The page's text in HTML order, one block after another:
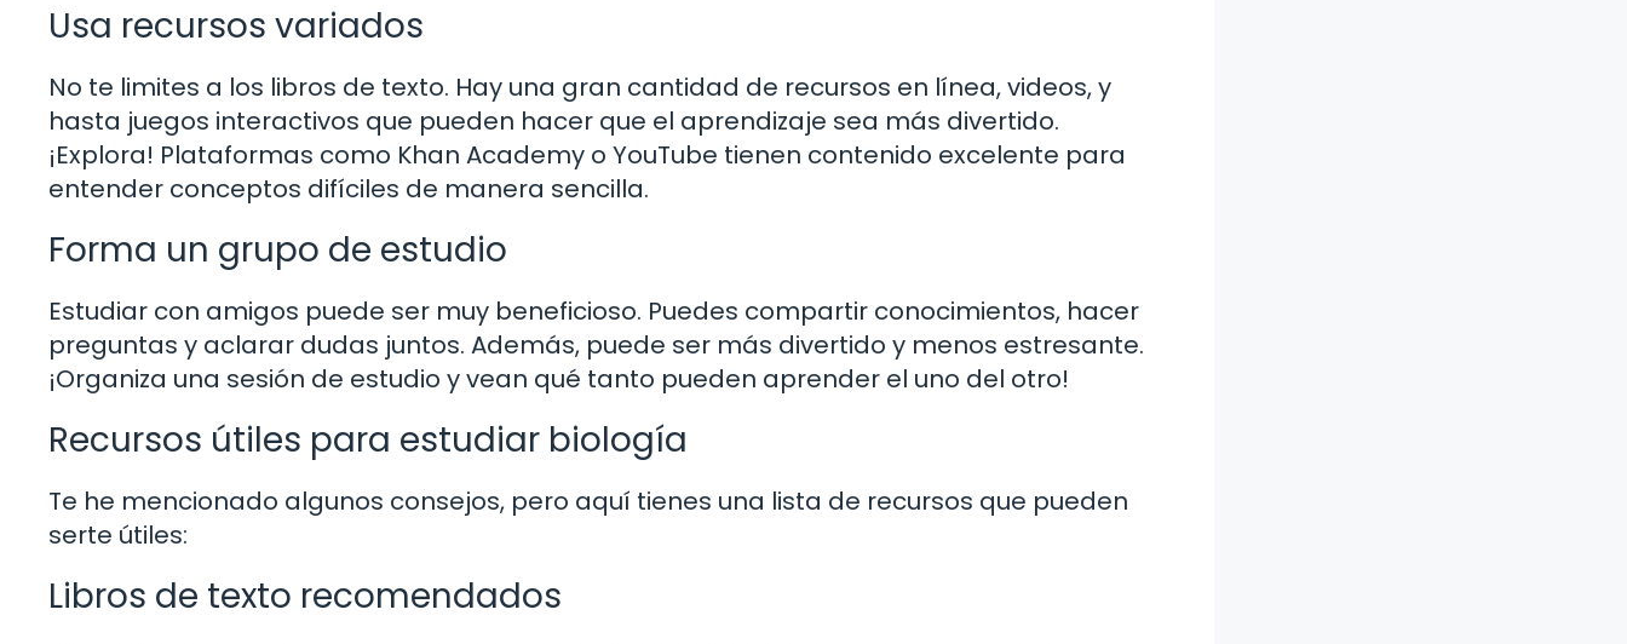
Usa recursos variados
No te limites a los libros de texto. Hay una gran cantidad de recursos en línea, videos, y
hasta juegos interactivos que pueden hacer que el aprendizaje sea más divertido.
¡Explora! Plataformas como Khan Academy o YouTube tienen contenido excelente para
entender conceptos difíciles de manera sencilla.
Forma un grupo de estudio
Estudiar con amigos puede ser muy beneficioso. Puedes compartir conocimientos, hacer
preguntas y aclarar dudas juntos. Además, puede ser más divertido y menos estresante.
¡Organiza una sesión de estudio y vean qué tanto pueden aprender el uno del otro!
Recursos útiles para estudiar biología
Te he mencionado algunos consejos, pero aquí tienes una lista de recursos que pueden
serte útiles:
Libros de texto recomendados